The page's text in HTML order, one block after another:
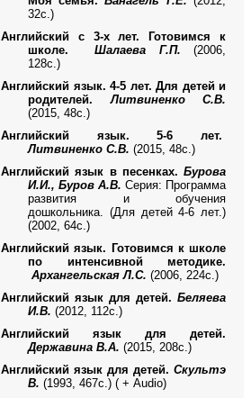
32с.)
Английский с 3-х лет. Готовимся к
школе. Шалаева Г.П. (2006,
128с.)
Английский язык. 4-5 лет. Для детей и
родителей.Литвиненко С.В.
(2015, 48с.)
Английский язык. 5-6 лет.
Литвиненко С.В. (2015, 48с.)
Английский язык в песенках. Бурова
И.И., Буров А.В. Серия: Программа
развития и обучения
дошкольника. (Для детей 4-6 лет.)
(2002, 64с.)
Английский язык. Готовимся к школе
по интенсивной методике.
Архангельская Л.С. (2006, 224с.)
Английский язык для детей. Беляева
И.В. (2012, 112с.)
Английский язык для детей.
Державина В.А. (2015, 208c.)
Английский язык для детей. Скультэ
В. (1993, 467с.) ( + Audio)